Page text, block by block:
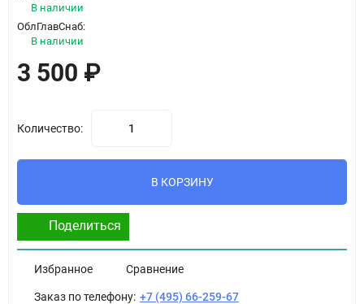
В наличии
ОблГлавСнаб:
В наличии
3 500 ₽
Количество:
В КОРЗИНУ
Поделиться
Избранное Сравнение
Заказ по телефону: +7 (495) 66-259-67